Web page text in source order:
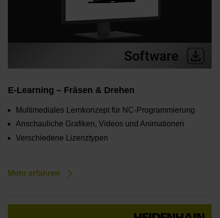
E-Learning – Fräsen & Drehen
Multimediales Lernkonzept für NC-Programmierung
Anschauliche Grafiken, Videos und Animationen
Verschiedene Lizenztypen
Mehr erfahren